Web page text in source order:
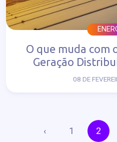
O que muda com
Geração
08 DE
‹ 1 2